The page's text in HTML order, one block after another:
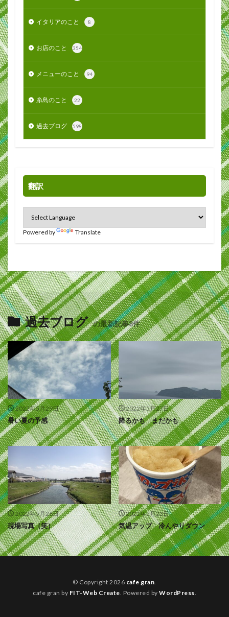
イタリアのこと 8
お店のこと 354
メニューのこと 94
糸島のこと 22
過去ブログ 598
翻訳
Powered by Translate
過去ブログ の最新記事8件
2022年5月29日
暑い夏の予感
2022年5月27日
降るかも まだかも
2022年5月26日
現場写真（笑）
2022年5月23日
気温アップ 冷んやりダウン
© Copyright 2026 cafe gran
cafe gran by FIT-Web Create . Powered by WordPress